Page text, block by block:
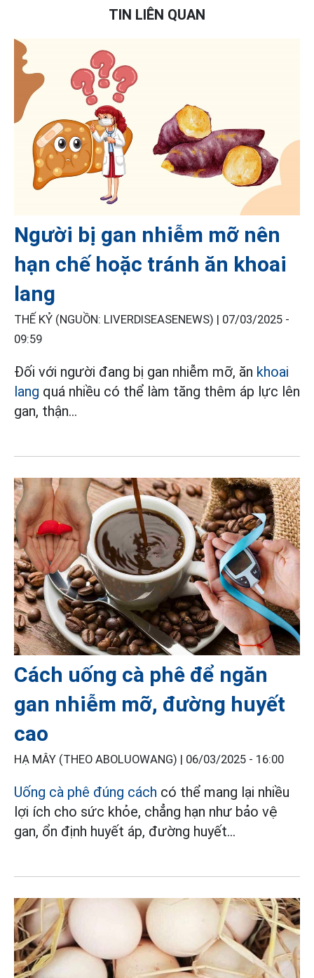
TIN LIÊN QUAN
Người bị gan nhiễm mỡ nên
hạn chế hoặc tránh ăn khoai
lang
THẾ KỶ (NGUỒN: LIVERDISEASENEWS) | 07/03/2025 -
09:59
Đối với người đang bị gan nhiễm mỡ, ăn khoai
lang quá nhiều có thể làm tăng thêm áp lực lên
gan, thận...
Cách uống cà phê để ngăn
gan nhiễm mỡ, đường huyết
cao
HẠ MÂY (THEO ABOLUOWANG) | 06/03/2025 - 16:00
Uống cà phê đúng cách có thể mang lại nhiều
lợi ích cho sức khỏe, chẳng hạn như bảo vệ
gan, ổn định huyết áp, đường huyết...